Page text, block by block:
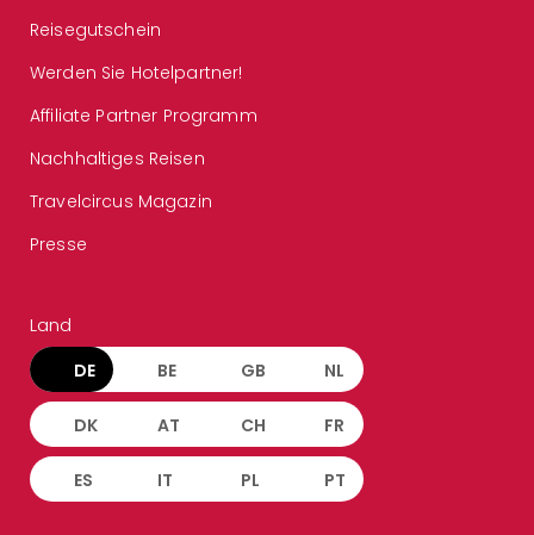
Reisegutschein
Werden Sie Hotelpartner!
Affiliate Partner Programm
Nachhaltiges Reisen
Travelcircus Magazin
Presse
Land
DE BE GB NL
DK AT CH FR
ES IT PL PT